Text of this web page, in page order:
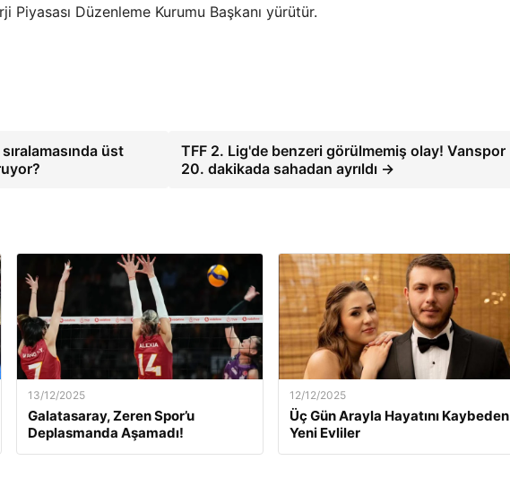
Piyasası Düzenleme Kurumu Başkanı yürütür.
üst
TFF 2. Lig'de benzeri görülmemiş olay! Vanspor
20. dakikada sahadan ayrıldı →
13/12/2025
Galatasaray, Zeren Spor’u
Deplasmanda Aşamadı!
12/12/2025
Üç Gün Arayla Hayatını Kaybeden
Yeni Evliler